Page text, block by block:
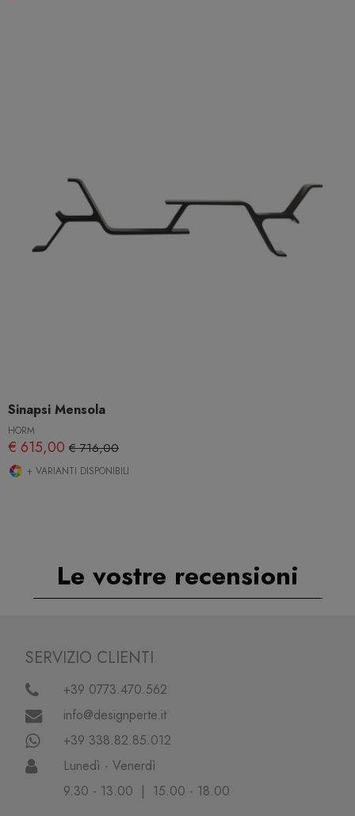
Sinapsi Mensola
HORM
€ 615,00 € 716,00
+ VARIANTI DISPONIBILI
Le vostre recensioni
SERVIZIO CLIENTI
+39 0773.470.562
info@designperte.it
+39 338.82.85.012
Lunedì - Venerdì
9.30 - 13.00 | 15.00 - 18.00